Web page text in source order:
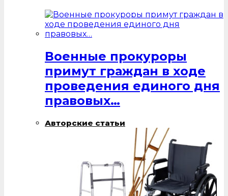
Военные прокуроры
примут граждан в ходе
проведения единого дня
правовых…
Авторские статьи